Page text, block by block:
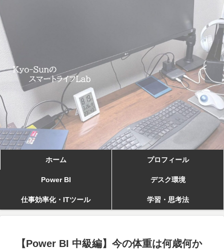
ホーム プロフィール
Power BI デスク環境
仕事効率化・ITツール 学習・思考法
【Power BI 中級編】今の体重は何歳何か